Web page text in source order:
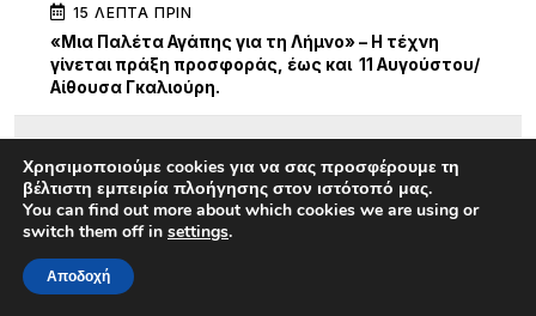
15 ΛΕΠΤΆ ΠΡΙΝ
«Μια Παλέτα Αγάπης για τη Λήμνο» – Η τέχνη
γίνεται πράξη προσφοράς, έως και 11 Αυγούστου/
Αίθουσα Γκαλιούρη.
Χρησιμοποιούμε cookies για να σας προσφέρουμε τη
βέλτιστη εμπειρία πλοήγησης στον ιστότοπό μας.
You can find out more about which cookies we are using or
switch them off in settings.
Αποδοχή